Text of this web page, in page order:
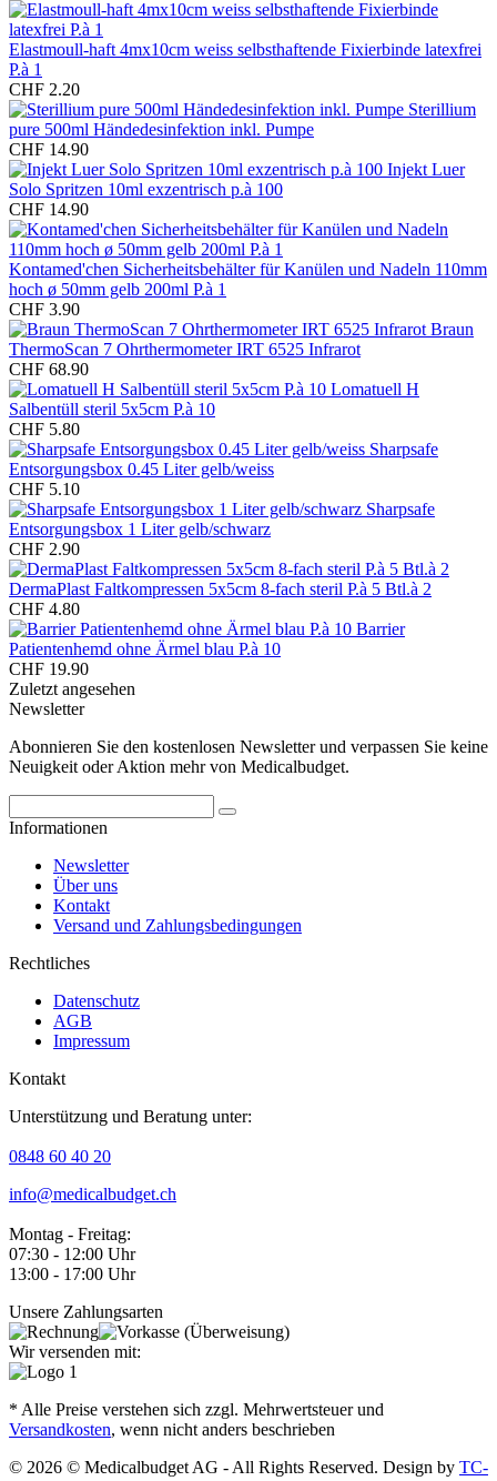
Elastmoull-haft 4mx10cm weiss selbsthaftende Fixierbinde latexfrei
P.à 1
CHF 2.20
Sterillium
pure 500ml Händedesinfektion inkl. Pumpe
CHF 14.90
Injekt Luer
Solo Spritzen 10ml exzentrisch p.à 100
CHF 14.90
Kontamed'chen Sicherheitsbehälter für Kanülen und Nadeln 110mm
hoch ø 50mm gelb 200ml P.à 1
CHF 3.90
Braun
ThermoScan 7 Ohrthermometer IRT 6525 Infrarot
CHF 68.90
Lomatuell H
Salbentüll steril 5x5cm P.à 10
CHF 5.80
Sharpsafe
Entsorgungsbox 0.45 Liter gelb/weiss
CHF 5.10
Sharpsafe
Entsorgungsbox 1 Liter gelb/schwarz
CHF 2.90
DermaPlast Faltkompressen 5x5cm 8-fach steril P.à 5 Btl.à 2
CHF 4.80
Barrier
Patientenhemd ohne Ärmel blau P.à 10
CHF 19.90
Zuletzt angesehen
Newsletter
Abonnieren Sie den kostenlosen Newsletter und verpassen Sie keine
Neuigkeit oder Aktion mehr von Medicalbudget.
Informationen
Newsletter
Über uns
Kontakt
Versand und Zahlungsbedingungen
Rechtliches
Datenschutz
AGB
Impressum
Kontakt
Unterstützung und Beratung unter:
0848 60 40 20
info@medicalbudget.ch
Montag - Freitag:
07:30 - 12:00 Uhr
13:00 - 17:00 Uhr
Unsere Zahlungsarten
Wir versenden mit:
* Alle Preise verstehen sich zzgl. Mehrwertsteuer und
Versandkosten, wenn nicht anders beschrieben
© 2026 © Medicalbudget AG - All Rights Reserved. Design by TC-